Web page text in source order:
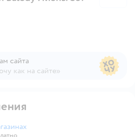
сайта
как на сайте»